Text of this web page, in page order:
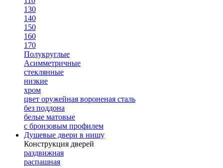
130
140
150
160
170
Полукруглые
Асимметричные
стеклянные
низкие
хром
цвет оружейная вороненая сталь
без поддона
белые матовые
с бронзовым профилем
Душевые двери в нишу
Конструкция дверей
раздвижная
распашная